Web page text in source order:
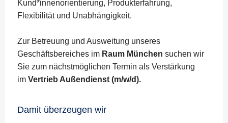
Kund*innenorientierung, Produkterfahrung,
Flexibilität und Unabhängigkeit.
Zur Betreuung und Ausweitung unseres
Geschäftsbereiches im Raum München suchen wir
Sie zum nächstmöglichen Termin als Verstärkung
im Vertrieb Außendienst (m/w/d).
Damit überzeugen wir